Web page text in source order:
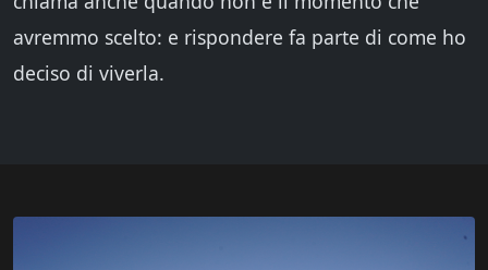
avremmo scelto: e rispondere fa parte di come ho
deciso di viverla.